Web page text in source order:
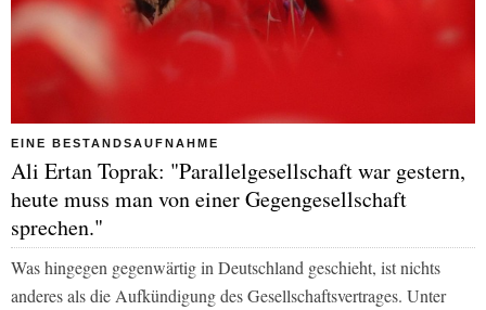
EINE BESTANDSAUFNAHME
Ali Ertan Toprak: "Parallelgesellschaft war gestern,
heute muss man von einer Gegengesellschaft
sprechen."
Was hingegen gegenwärtig in Deutschland geschieht, ist nichts
anderes als die Aufkündigung des Gesellschaftsvertrages. Unter